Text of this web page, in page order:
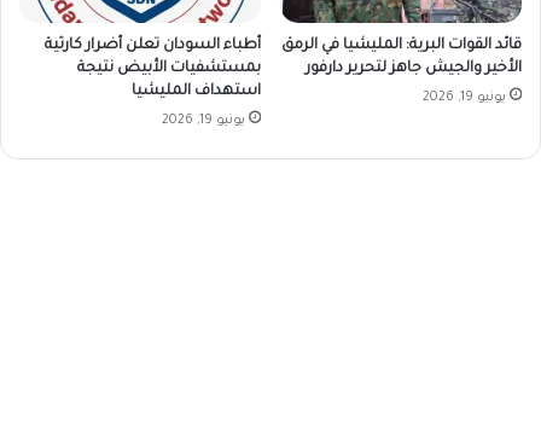
قائد القوات البرية: المليشيا في الرمق
الأخير والجيش جاهز لتحرير دارفور
يونيو 19, 2026
أطباء السودان تعلن أضرار كارثية
بمستشفيات الأبيض نتيجة
استهداف المليشيا
يونيو 19, 2026